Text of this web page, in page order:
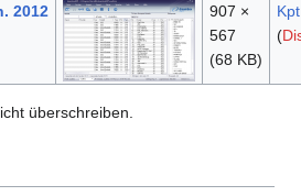
2012
907 ×
567
(68 KB)
(
überschreiben.